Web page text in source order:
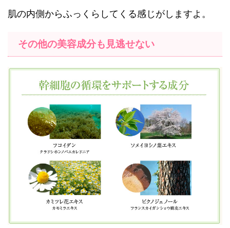
肌の内側からふっくらしてくる感じがしますよ。
その他の美容成分も見逃せない